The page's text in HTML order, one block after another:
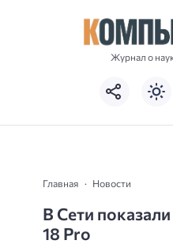
Журнал о
Главная Новости
В Сети
18 Pro